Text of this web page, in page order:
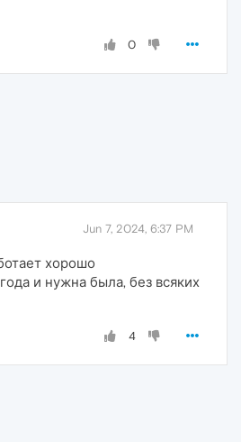
0
Jun 7, 2024, 6:37 PM
хорошо
и нужна была, без всяких
4